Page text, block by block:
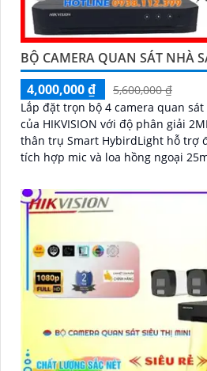
BỘ CAMERA QUAN SÁT NHÀ
4,000,000 ₫
5,600,000 ₫
Lắp đặt trọn bộ 4 camera quan
của HIKVISION với độ phân giải
thân trụ Smart HybirdLight hỗ trợ
tích hợp mic và loa hồng ngoại